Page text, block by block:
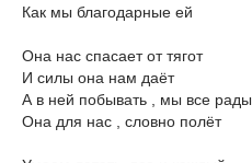
Как мы благодарные ей
Она нас спасает от тягот
И силы она нам даёт
А в ней побывать , мы все рады
Она для нас , словно полёт